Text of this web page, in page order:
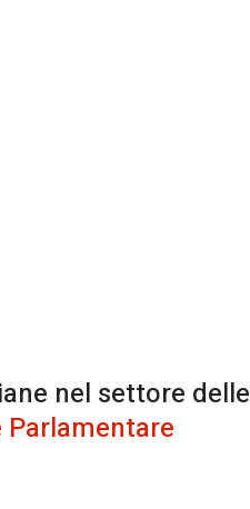
nel settore delle